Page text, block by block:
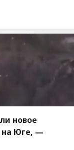
новое
на Юге, —